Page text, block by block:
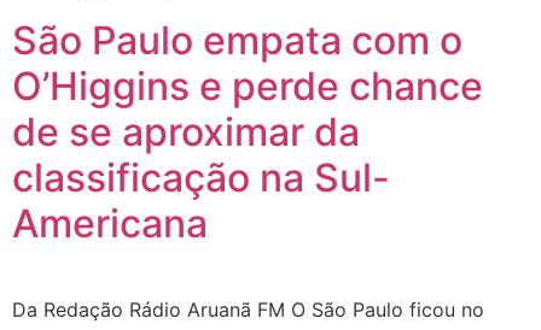
São Paulo empata com o
O’Higgins e perde chance
de se aproximar da
classificação na Sul-
Americana
Da Redação Rádio Aruanã FM O São Paulo ficou no